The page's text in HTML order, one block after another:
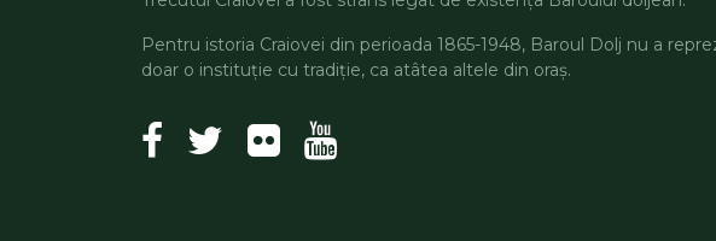
Pentru istoria Craiovei din perioada 1865-1948, Baroul Dolj nu a
doar o instituție cu tradiție, ca atâtea altele din oraș.